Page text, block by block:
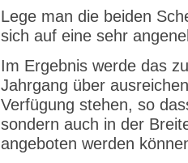
Lege man die beiden
sich auf eine sehr
Im Ergebnis werde das
Jahrgang über
Verfügung stehen, so
sondern auch in der
angeboten werden